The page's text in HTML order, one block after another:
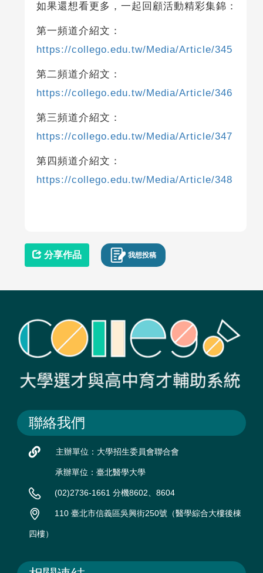
如果還想看更多，一起回顧活動精彩集錦：
第一頻道介紹文：
https://collego.edu.tw/Media/Article/345
第二頻道介紹文：
https://collego.edu.tw/Media/Article/346
第三頻道介紹文：
https://collego.edu.tw/Media/Article/347
第四頻道介紹文：
https://collego.edu.tw/Media/Article/348
分享作品 我想投稿
聯絡我們
主辦單位：大學招生委員會聯合會
承辦單位：臺北醫學大學
(02)2736-1661 分機8602、8604
110 臺北市信義區吳興街250號（醫學綜合大樓後棟
四樓）